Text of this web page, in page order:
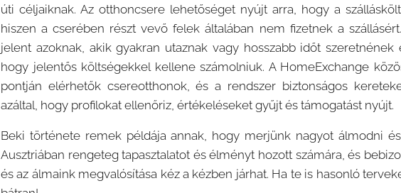
úti céljaiknak. Az otthoncsere lehetőséget nyújt arra, hogy a
hiszen a cserében részt vevő felek általában nem fizetnek a
jelent azoknak, akik gyakran utaznak vagy hosszabb időt
hogy jelentős költségekkel kellene számolniuk. A HomeExchange
pontján elérhetők csereotthonok, és a rendszer biztonságos
azáltal, hogy profilokat ellenőriz, értékeléseket gyűjt és támogatást nyújt.
Beki története remek példája annak, hogy merjünk nagyot álmodni
Ausztriában rengeteg tapasztalatot és élményt hozott számára, és
és az álmaink megvalósítása kéz a kézben járhat. Ha te is hasonló